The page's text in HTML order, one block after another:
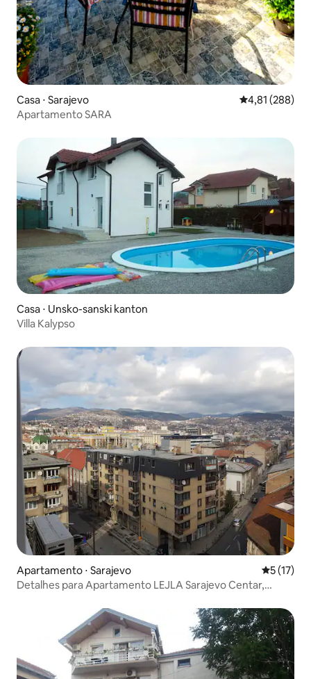
Casa ⋅ Sarajevo 4,81 de uma
4,81 (288)
Apartamento SARA
Casa ⋅ Unsko-sanski kanton
Villa Kalypso
Apartamento ⋅ Sarajevo 5 de uma
5 (17)
Detalhes para Apartamento LEJLA Sarajevo Centar,